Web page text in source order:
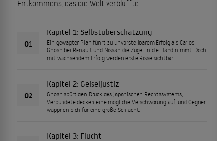
Entkommens, das die Welt verblüffte.
01
Kapitel 1: Selbstüberschätzung
Ein gewagter Plan führt zu unvorstellbarem Erfolg als Carlos
Ghosn bei Renault und Nissan die Zügel in die Hand nimmt. Doch
mit wachsendem Erfolg werden erste Risse sichtbar.
02
Kapitel 2: Geiseljustiz
Ghosn spürt den Druck des japanischen Rechtssystems,
Verbündete decken eine mögliche Verschwörung auf, und Gegner
wappnen sich für eine große Schlacht.
Kapitel 3: Flucht